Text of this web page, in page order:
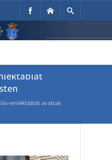
Egyház
emléktáblát avattak